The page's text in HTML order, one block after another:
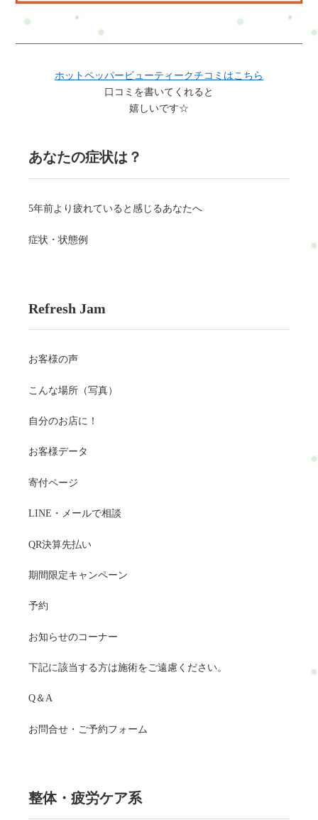
ホットペッパービューティークチコミはこちら
口コミを書いてくれると
嬉しいです☆
あなたの症状は？
5年前より疲れていると感じるあなたへ
症状・状態例
Refresh Jam
お客様の声
こんな場所（写真）
自分のお店に！
お客様データ
寄付ページ
LINE・メールで相談
QR決算先払い
期間限定キャンペーン
予約
お知らせのコーナー
下記に該当する方は施術をご遠慮ください。
Q＆A
お問合せ・ご予約フォーム
整体・疲労ケア系